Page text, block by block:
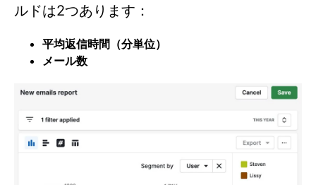
ルドは2つあります：
平均返信時間（分単位）
メール数